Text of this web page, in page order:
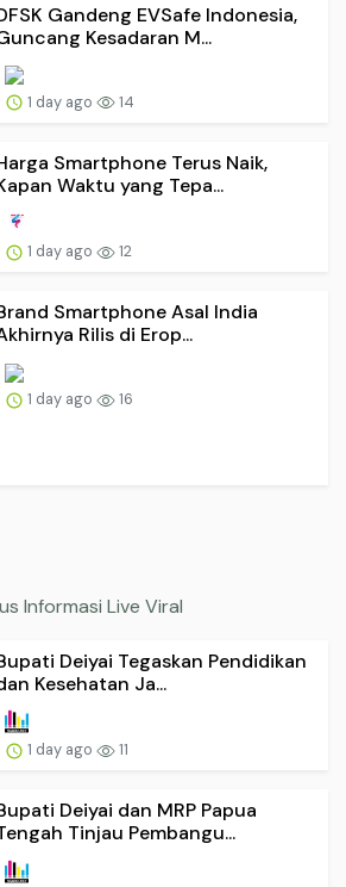
Gandeng EVSafe Indonesia,
Kesadaran M...
1 day ago 14
Smartphone Terus Naik,
Waktu yang Tepa...
1 day ago 12
Smartphone Asal India
Rilis di Erop...
1 day ago 16
Informasi Live Viral
Deiyai Tegaskan Pendidikan
Kesehatan Ja...
1 day ago 11
Deiyai dan MRP Papua
Tinjau Pembangu...